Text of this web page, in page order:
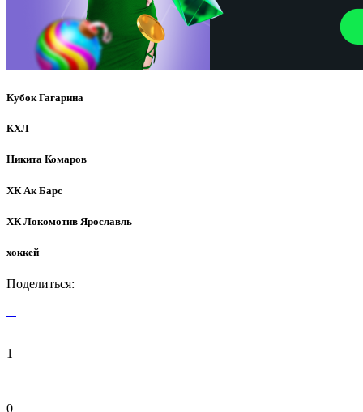
Кубок Гагарина
КХЛ
Никита Комаров
ХК Ак Барс
ХК Локомотив Ярославль
хоккей
Поделиться:
1
0